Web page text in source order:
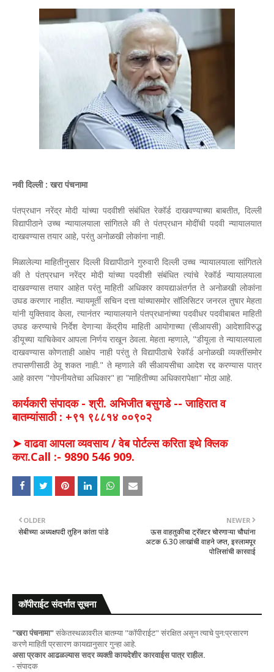
नवी दिल्ली : खरा पंचनामा
पंतप्रधान नरेंद्र मोदी यांच्या पदवीशी संबंधित रेकॉर्ड दाखवण्याच्या बाबतीत, दिल्ली
विद्यापीठाने उच्च न्यायालयाला सांगितले की ते पंतप्रधान मोदींची पदवी न्यायालयात
दाखवण्यास तयार आहे, परंतु अनोळखी लोकांना नाही.
मिळालेल्या माहितीनुसार दिल्ली विद्यापीठाने गुरुवारी दिल्ली उच्च न्यायालयाला सांगितले
की ते पंतप्रधान नरेंद्र मोदी यांच्या पदवीशी संबंधित त्यांचे रेकॉर्ड न्यायालयाला
दाखवण्यास तयार आहेत परंतु माहिती अधिकार कायद्याअंतर्गत ते अनोळखी लोकांना
उघड करणार नाहीत. न्यायमूर्ती सचिन दत्ता यांच्यासमोर सॉलिसिटर जनरल तुषार मेहता
यांनी युक्तिवाद केला, त्यानंतर न्यायालयाने पंतप्रधानांच्या पदवीधर पदवीबाबत माहिती
उघड करण्याचे निर्देश देणाऱ्या केंद्रीय माहिती आयोगाच्या (सीआयसी) आदेशाविरुद्ध
डीयूच्या याचिकेवर आपला निर्णय राखून ठेवला. मेहता म्हणाले, "डीयूला ते न्यायालयाला
दाखवण्यास कोणताही आक्षेप नाही परंतु ते विद्यापीठाचे रेकॉर्ड अनोळखी व्यक्तींसमोर
तपासणीसाठी ठेवू शकत नाही." ते म्हणाले की सीआयसीचा आदेश रद्द करण्यास पात्र
आहे कारण "गोपनीयतेचा अधिकार" हा "माहितीच्या अधिकारापेक्षा" मोठा आहे.
कार्यकारी संपादक - श्री. अभिजीत बसुगडे -- जाहिरात व
बातम्यांसाठी : +९१ ९८८१४ ००९०२
➤ वाढवा आपला व्यवसाय / वेब पोर्टल्स करिता इथे क्लिक
करा.Call :- 9890 546 909.
NEWER
ऊस वाहतुकीचा ट्रॅक्टर चोरणाऱ्या चौघांना
अटक 6.30 लाखांची वाहने जप्त, इस्लामपूर
पोलिसांची कारवाई
OLDER
सेबीच्या अध्यक्षपदी तुहिन कांता पांडे
कॉपीराईट संदर्भात सूचना
"खरा पंचनामा"संकेतस्थळावरील बातम्या "कॉपीराईट" संरक्षित असून त्याचे पुन:प्रसारण
करणे माहिती प्रसारण कायद्यानुसार गुन्हा आहे.
असा प्रकार आढळल्यास सदर व्यक्ती कायदेशीर कारवाईस पात्र राहील.
- संपादक